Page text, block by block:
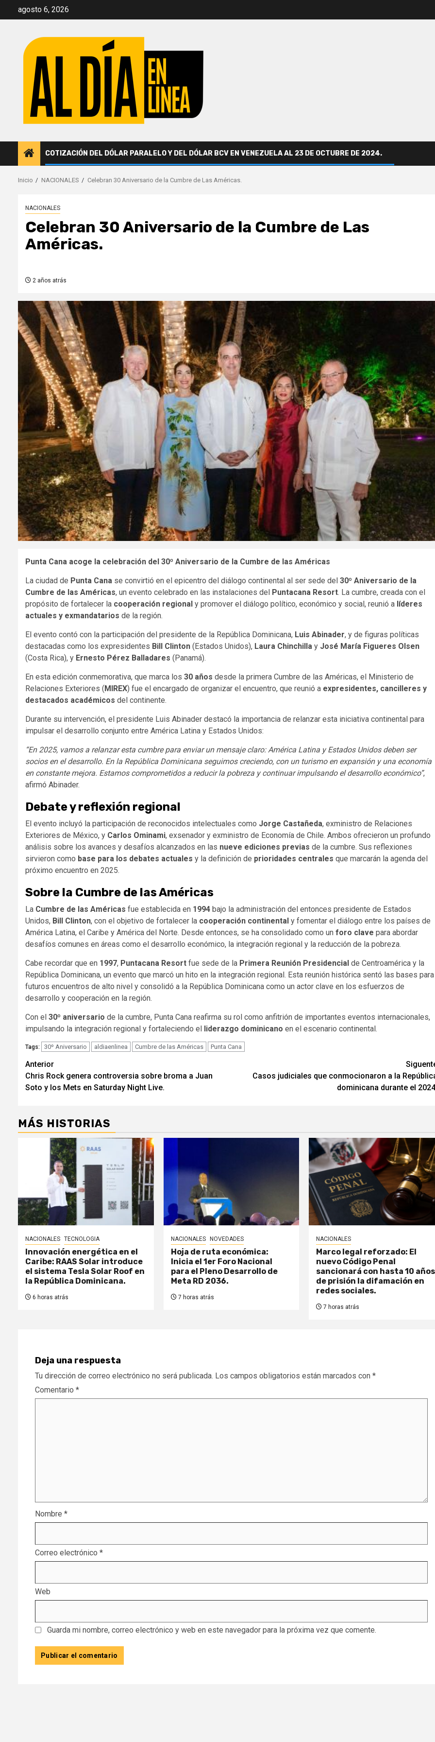
agosto 6, 2026
COTIZACIÓN DEL DÓLAR PARALELO Y DEL DÓLAR BCV EN VENEZUELA AL 23 DE OCTUBRE DE 2024.
Inicio NACIONALES Celebran 30 Aniversario de la Cumbre de Las Américas.
NACIONALES
Celebran 30 Aniversario de la Cumbre de Las
Américas.
2 años atrás
Punta Cana acoge la celebración del 30º Aniversario de la Cumbre de las Américas
La ciudad de Punta Cana se convirtió en el epicentro del diálogo continental al ser sede del 30º Aniversario de la
Cumbre de las Américas, un evento celebrado en las instalaciones del Puntacana Resort. La cumbre, creada con el
propósito de fortalecer la cooperación regional y promover el diálogo político, económico y social, reunió a líderes
actuales y exmandatarios de la región.
El evento contó con la participación del presidente de la República Dominicana, Luis Abinader, y de figuras políticas
destacadas como los expresidentes Bill Clinton (Estados Unidos), Laura Chinchilla y José María Figueres Olsen
(Costa Rica), y Ernesto Pérez Balladares (Panamá).
En esta edición conmemorativa, que marca los 30 años desde la primera Cumbre de las Américas, el Ministerio de
Relaciones Exteriores ( MIREX) fue el encargado de organizar el encuentro, que reunió a expresidentes, cancilleres y
destacados académicos del continente.
Durante su intervención, el presidente Luis Abinader destacó la importancia de relanzar esta iniciativa continental para
impulsar el desarrollo conjunto entre América Latina y Estados Unidos:
“En 2025, vamos a relanzar esta cumbre para enviar un mensaje claro: América Latina y Estados Unidos deben ser
socios en el desarrollo. En la República Dominicana seguimos creciendo, con un turismo en expansión y una economía
en constante mejora. Estamos comprometidos a reducir la pobreza y continuar impulsando el desarrollo económico”,
afirmó Abinader.
Debate y reflexión regional
El evento incluyó la participación de reconocidos intelectuales como Jorge Castañeda, exministro de Relaciones
Exteriores de México, y Carlos Ominami, exsenador y exministro de Economía de Chile. Ambos ofrecieron un profundo
análisis sobre los avances y desafíos alcanzados en las nueve ediciones previas de la cumbre. Sus reflexiones
sirvieron como base para los debates actuales y la definición de prioridades centrales que marcarán la agenda del
próximo encuentro en 2025.
Sobre la Cumbre de las Américas
La Cumbre de las Américas fue establecida en 1994 bajo la administración del entonces presidente de Estados
Unidos, Bill Clinton, con el objetivo de fortalecer la cooperación continental y fomentar el diálogo entre los países de
América Latina, el Caribe y América del Norte. Desde entonces, se ha consolidado como un foro clave para abordar
desafíos comunes en áreas como el desarrollo económico, la integración regional y la reducción de la pobreza.
Cabe recordar que en 1997, Puntacana Resort fue sede de la Primera Reunión Presidencial de Centroamérica y la
República Dominicana, un evento que marcó un hito en la integración regional. Esta reunión histórica sentó las bases para
futuros encuentros de alto nivel y consolidó a la República Dominicana como un actor clave en los esfuerzos de
desarrollo y cooperación en la región.
Con el 30º aniversario de la cumbre, Punta Cana reafirma su rol como anfitrión de importantes eventos internacionales,
impulsando la integración regional y fortaleciendo el
liderazgo dominicano en el escenario continental.
Tags: 30º Aniversario aldiaenlinea Cumbre de las Américas Punta Cana
Navegación
de
Anterior
Chris Rock genera controversia sobre broma a Juan
Soto y los Mets en Saturday Night Live.
Casos judiciales que conmocionaron a la
dominicana durante el
MÁS HISTORIAS
NACIONALES TECNOLOGIA
Innovación energética en el
Caribe: RAAS Solar introduce
el sistema Tesla Solar Roof en
la República Dominicana.
6 horas atrás
NACIONALES NOVEDADES
Hoja de ruta económica:
Inicia el 1er Foro Nacional
para el Pleno Desarrollo de
Meta RD 2036.
7 horas atrás
NACIONALES
Marco legal reforzado: El
nuevo Código Penal
sancionará con hasta 10 años
de prisión la difamación en
redes sociales.
7 horas atrás
Deja una respuesta
Tu dirección de correo electrónico no será publicada. Los campos obligatorios están marcados con *
Comentario *
Nombre *
Correo electrónico *
Web
Guarda mi nombre, correo electrónico y web en este navegador para la próxima vez que comente.